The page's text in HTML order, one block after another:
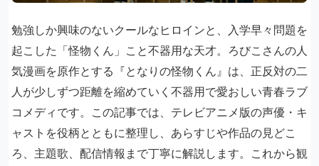
勉強しか興味のないクールなヒロインと、入学早々問題を
起こした「怪物くん」こと不器用な天才。ろびこさんの人
気漫画を原作とする『となりの怪物くん』は、正反対の二
人が少しずつ距離を縮めていく不器用で愛おしい青春ラブ
コメディです。この記事では、テレビアニメ版の声優・キ
ャストを役柄とともに整理し、あらすじや作品の見どこ
ろ、主題歌、配信情報まで丁寧に解説します。これから観